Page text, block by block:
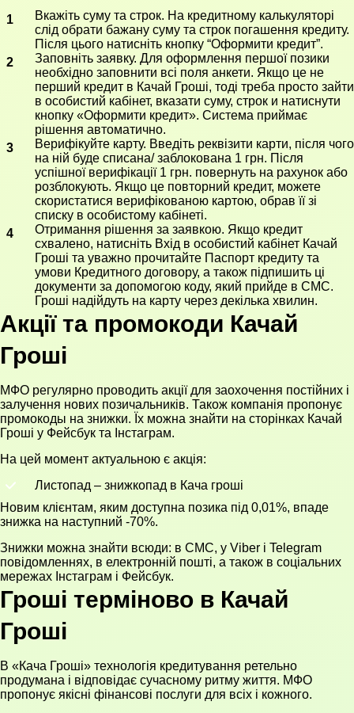
Вкажіть суму та строк. На кредитному калькуляторі
слід обрати бажану суму та строк погашення кредиту.
Після цього натисніть кнопку “Оформити кредит”.
Заповніть заявку. Для оформлення першої позики
необхідно заповнити всі поля анкети. Якщо це не
перший кредит в Качай Гроші, тоді треба просто зайти
в особистий кабінет, вказати суму, строк и натиснути
кнопку «Оформити кредит». Система приймає
рішення автоматично.
Верифікуйте карту. Введіть реквізити карти, після чого
на ній буде списана/ заблокована 1 грн. Після
успішної верифікації 1 грн. повернуть на рахунок або
розблокують. Якщо це повторний кредит, можете
скористатися верифікованою картою, обрав її зі
списку в особистому кабінеті.
Отримання рішення за заявкою. Якщо кредит
схвалено, натисніть Вхід в особистий кабінет Качай
Гроші та уважно прочитайте Паспорт кредиту та
умови Кредитного договору, а також підпишить ці
документи за допомогою коду, який прийде в СМС.
Гроші надійдуть на карту через декілька хвилин.
Акції та промокоди Качай
Гроші
МФО регулярно проводить акції для заохочення постійних і
залучення нових позичальників. Також компанія пропонує
промокоды на знижки. Їх можна знайти на сторінках Качай
Гроші у Фейсбук та Інстаграм.
На цей момент актуальною є акція:
Листопад – знижкопад в Кача гроші
Новим клієнтам, яким доступна позика під 0,01%, впаде
знижка на наступний -70%.
Знижки можна знайти всюди: в СМС, у Viber і Telegram
повідомленнях, в електронній пошті, а також в соціальних
мережах Інстаграм і Фейсбук.
Гроші терміново в Качай
Гроші
В «Кача Гроші» технологія кредитування ретельно
продумана і відповідає сучасному ритму життя. МФО
пропонує якісні фінансові послуги для всіх і кожного.